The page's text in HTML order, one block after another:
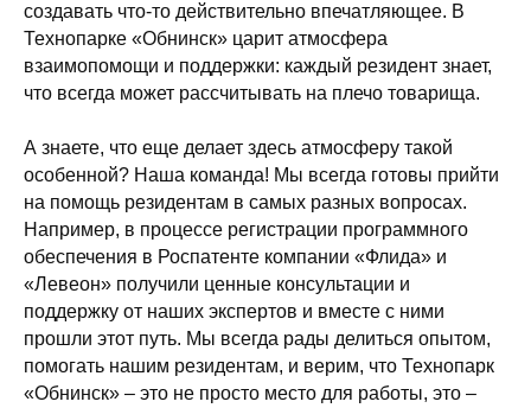
создавать что-то действительно впечатляющее. В
Технопарке «Обнинск» царит атмосфера
взаимопомощи и поддержки: каждый резидент знает,
что всегда может рассчитывать на плечо товарища.
А знаете, что еще делает здесь атмосферу такой
особенной? Наша команда! Мы всегда готовы прийти
на помощь резидентам в самых разных вопросах.
Например, в процессе регистрации программного
обеспечения в Роспатенте компании «Флида» и
«Левеон» получили ценные консультации и
поддержку от наших экспертов и вместе с ними
прошли этот путь. Мы всегда рады делиться опытом,
помогать нашим резидентам, и верим, что Технопарк
«Обнинск» – это не просто место для работы, это –